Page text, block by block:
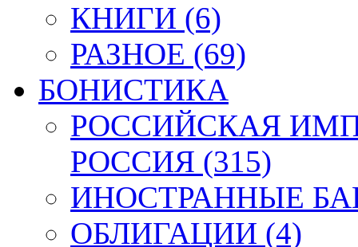
КНИГИ (6)
РАЗНОЕ (69)
БОНИСТИКА
РОССИЙСКАЯ
РОССИЯ (315)
ИНОСТРАННЫЕ
ОБЛИГАЦИИ (4)